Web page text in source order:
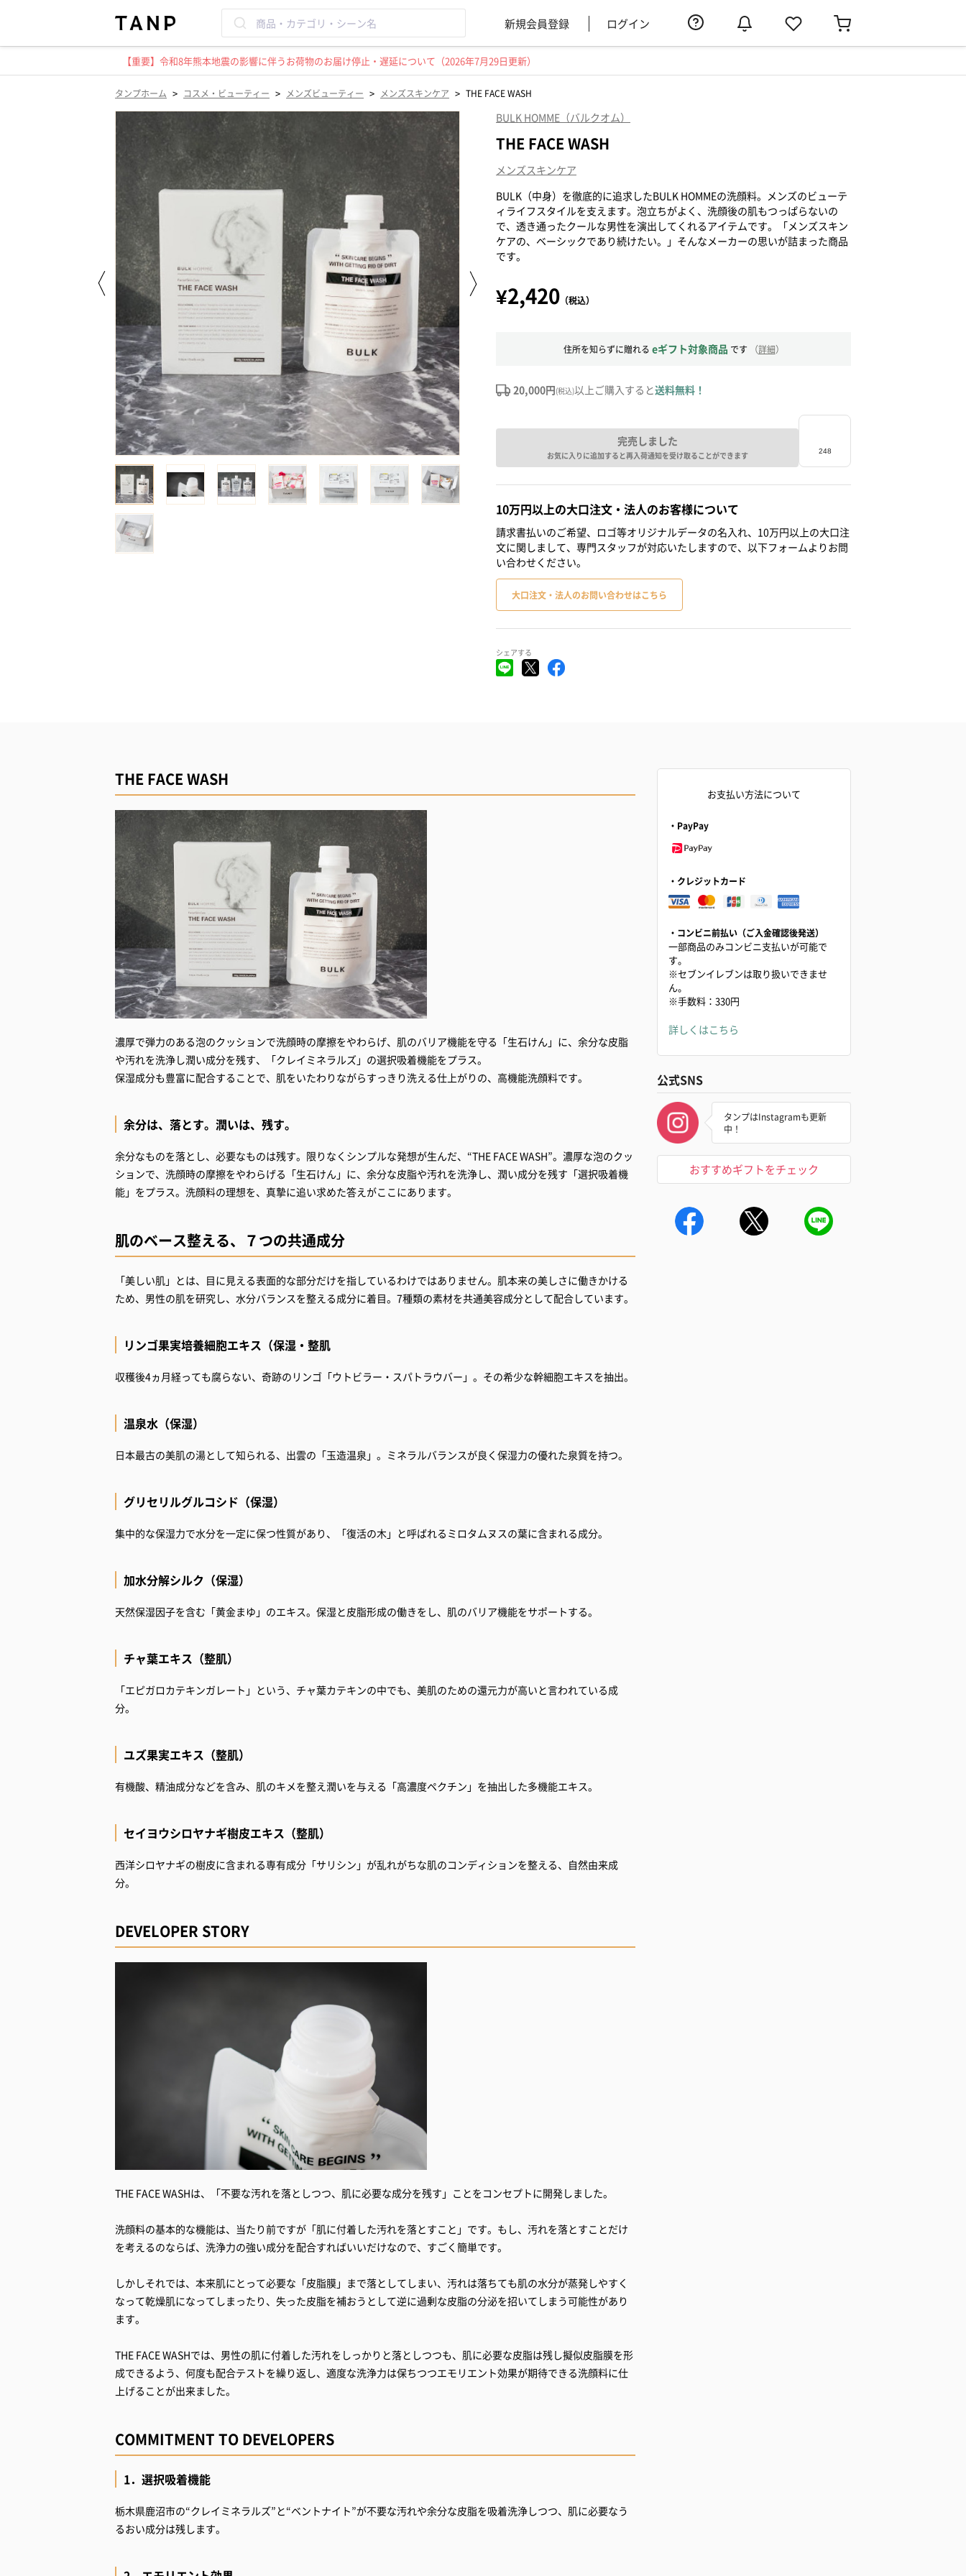
新規会員登録 ログイン
【重要】令和8年熊本地震の影響に伴うお荷物のお届け停止・遅延について（2026年7月29日更新）
タンプホーム > コスメ・ビューティー > メンズビューティー > メンズスキンケア > THE FACE WASH
BULK HOMME（バルクオム）
THE FACE WASH
メンズスキンケア
BULK（中身）を徹底的に追求したBULK HOMMEの洗顔料。メンズのビューテ
ィライフスタイルを支えます。泡立ちがよく、洗顔後の肌もつっぱらないの
で、透き通ったクールな男性を演出してくれるアイテムです。「メンズスキン
ケアの、ベーシックであり続けたい。」そんなメーカーの思いが詰まった商品
です。
¥2,420 （税込）
住所を知らずに贈れる eギフト対象商品 です （詳細）
20,000円(税込)以上ご購入すると送料無料！
完売しました
お気に入りに追加すると再入荷通知を受け取ることができます
10万円以上の大口注文・法人のお客様について
請求書払いのご希望、ロゴ等オリジナルデータの名入れ、10万円以上の大口注
文に関しまして、専門スタッフが対応いたしますので、以下フォームよりお問
い合わせください。
大口注文・法人のお問い合わせはこちら
シェアする
THE FACE WASH
濃厚で弾力のある泡のクッションで洗顔時の摩擦をやわらげ、肌のバリア機能を守る「生石けん」に、余分な皮脂
や汚れを洗浄し潤い成分を残す、「クレイミネラルズ」の選択吸着機能をプラス。
保湿成分も豊富に配合することで、肌をいたわりながらすっきり洗える仕上がりの、高機能洗顔料です。
余分は、落とす。潤いは、残す。
余分なものを落とし、必要なものは残す。限りなくシンプルな発想が生んだ、“THE FACE WASH”。濃厚な泡のクッ
ションで、洗顔時の摩擦をやわらげる「生石けん」に、余分な皮脂や汚れを洗浄し、潤い成分を残す「選択吸着機
能」をプラス。洗顔料の理想を、真摯に追い求めた答えがここにあります。
肌のベース整える、７つの共通成分
「美しい肌」とは、目に見える表面的な部分だけを指しているわけではありません。肌本来の美しさに働きかける
ため、男性の肌を研究し、水分バランスを整える成分に着目。7種類の素材を共通美容成分として配合しています。
リンゴ果実培養細胞エキス（保湿・整肌
収穫後4ヵ月経っても腐らない、奇跡のリンゴ「ウトビラー・スパトラウバー」。その希少な幹細胞エキスを抽出。
温泉水（保湿）
日本最古の美肌の湯として知られる、出雲の「玉造温泉」。ミネラルバランスが良く保湿力の優れた泉質を持つ。
グリセリルグルコシド（保湿）
集中的な保湿力で水分を一定に保つ性質があり、「復活の木」と呼ばれるミロタムヌスの葉に含まれる成分。
加水分解シルク（保湿）
天然保湿因子を含む「黄金まゆ」のエキス。保湿と皮脂形成の働きをし、肌のバリア機能をサポートする。
チャ葉エキス（整肌）
「エピガロカテキンガレート」という、チャ葉カテキンの中でも、美肌のための還元力が高いと言われている成
分。
ユズ果実エキス（整肌）
有機酸、精油成分などを含み、肌のキメを整え潤いを与える「高濃度ペクチン」を抽出した多機能エキス。
セイヨウシロヤナギ樹皮エキス（整肌）
西洋シロヤナギの樹皮に含まれる専有成分「サリシン」が乱れがちな肌のコンディションを整える、自然由来成
分。
DEVELOPER STORY
THE FACE WASHは、「不要な汚れを落としつつ、肌に必要な成分を残す」ことをコンセプトに開発しました。
洗顔料の基本的な機能は、当たり前ですが「肌に付着した汚れを落とすこと」です。もし、汚れを落とすことだけ
を考えるのならば、洗浄力の強い成分を配合すればいいだけなので、すごく簡単です。
しかしそれでは、本来肌にとって必要な「皮脂膜」まで落としてしまい、汚れは落ちても肌の水分が蒸発しやすく
なって乾燥肌になってしまったり、失った皮脂を補おうとして逆に過剰な皮脂の分泌を招いてしまう可能性があり
ます。
THE FACE WASHでは、男性の肌に付着した汚れをしっかりと落としつつも、肌に必要な皮脂は残し擬似皮脂膜を形
成できるよう、何度も配合テストを繰り返し、適度な洗浄力は保ちつつエモリエント効果が期待できる洗顔料に仕
上げることが出来ました。
COMMITMENT TO DEVELOPERS
1．選択吸着機能
栃木県鹿沼市の“クレイミネラルズ”と“ベントナイト”が不要な汚れや余分な皮脂を吸着洗浄しつつ、肌に必要なう
るおい成分は残します。
お支払い方法について
・PayPay
・クレジットカード
・コンビニ前払い（ご入金確認後発送）
一部商品のみコンビニ支払いが可能で
す。
※セブンイレブンは取り扱いできませ
ん。
※手数料：330円
詳しくはこちら
公式SNS
タンプはInstagramも更新
中！
おすすめギフトをチェック